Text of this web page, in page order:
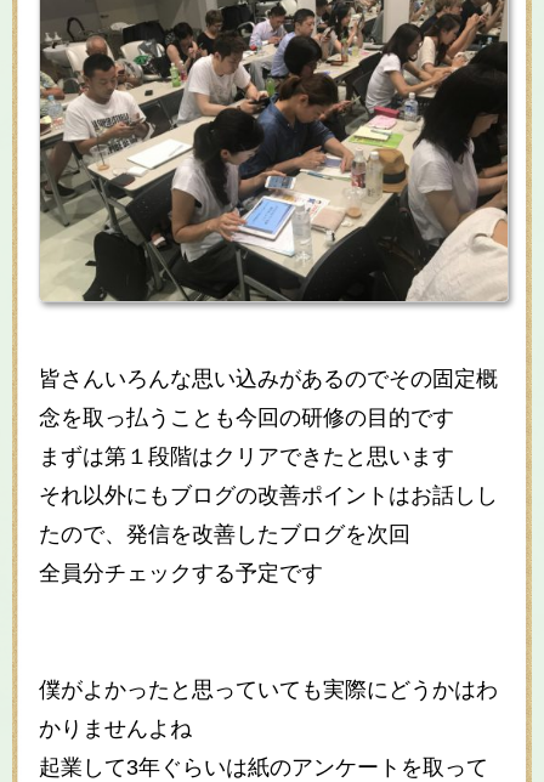
皆さんいろんな思い込みがあるのでその固定概
念を取っ払うことも今回の研修の目的です
まずは第１段階はクリアできたと思います
それ以外にもブログの改善ポイントはお話しし
たので、発信を改善したブログを次回
全員分チェックする予定です
僕がよかったと思っていても実際にどうかはわ
かりませんよね
起業して3年ぐらいは紙のアンケートを取って